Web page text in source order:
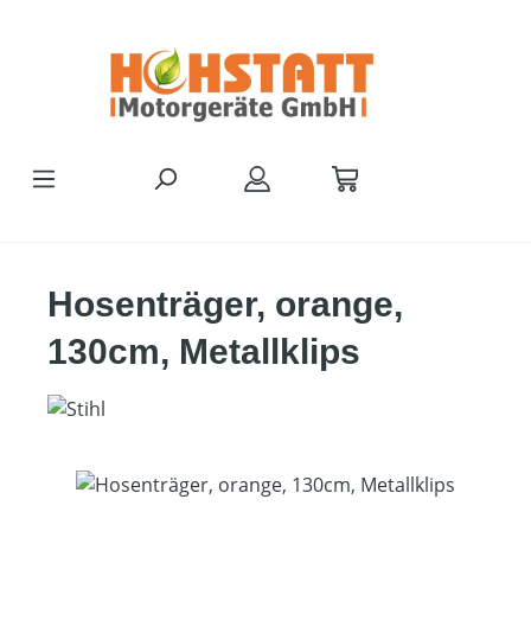
Hosenträger, orange,
130cm, Metallklips
Bildergalerie überspringen